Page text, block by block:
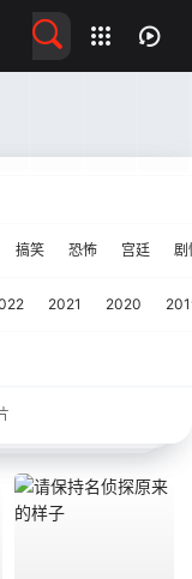
搞笑 恐怖 宫廷 剧
2021 2020